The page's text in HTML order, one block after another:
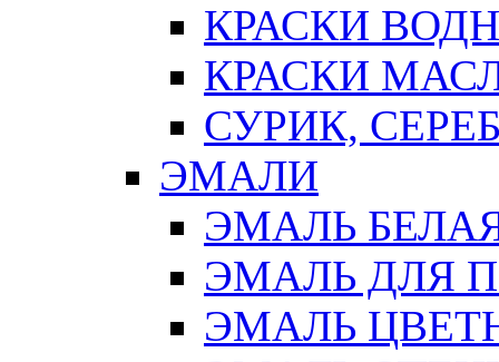
КРАСКИ
КРАСКИ
СУРИК,
ЭМАЛИ
ЭМАЛЬ
ЭМАЛЬ ДЛЯ
ЭМАЛЬ